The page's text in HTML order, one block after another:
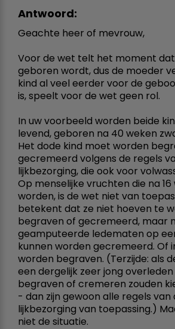
Antwoord:
Geachte heer of mevrouw,
Voor de wet telt het moment
geboren wordt, dus de moeder
kind al veel eerder voor de
is, speelt voor de wet geen rol.
In uw voorbeeld worden beide
levend, geboren na 40 weken
Het dode kind moet worden
gecremeerd volgens de regels
lijkbezorging, die ook voor
Op menselijke vruchten die na
worden, is de wet niet van
betekent dat ze niet hoeven te
begraven of gecremeerd, maar
geamputeerde ledematen op
kunnen worden gecremeerd. Of
worden begraven. (Terzijde: als
een dergelijk zeer jong
begraven of cremeren zouden
- dan zijn gewoon alle regels van
lijkbezorging van toepassing.)
niet de situatie.